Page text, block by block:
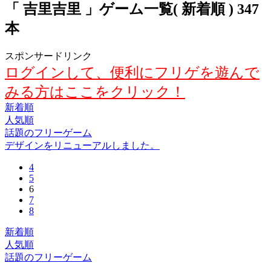
「 吉里吉里 」ゲーム一覧( 新着順 ) 347
本
スポンサードリンク
ログインして、便利にフリゲを遊んで
みる方はここをクリック！
新着順
人気順
話題のフリーゲーム
デザインをリニューアルしました。
4
5
6
7
8
新着順
人気順
話題のフリーゲーム